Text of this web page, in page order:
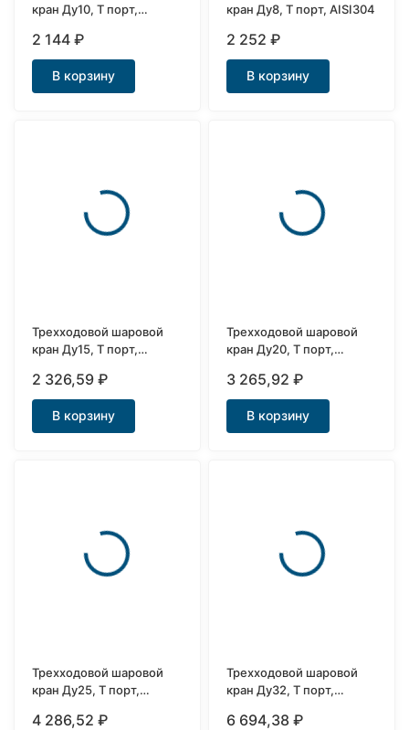
кран Ду10, Т порт,
2 144₽
В корзину
кран Ду8, Т порт, AISI304
2 252₽
В корзину
Трехходовой шаровой
кран Ду15, Т порт,
2 326,59₽
В корзину
Трехходовой шаровой
кран Ду20, Т порт,
3 265,92₽
В корзину
Трехходовой шаровой
кран Ду25, Т порт,
4 286,52₽
Трехходовой шаровой
кран Ду32, Т порт,
6 694,38₽